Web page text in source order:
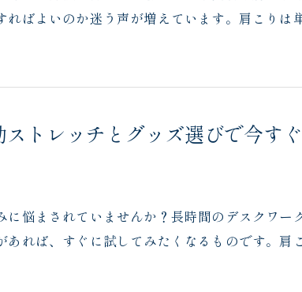
ればよいのか迷う声が増えています。肩こりは
トレッチとグッズ選びで今す
に悩まされていませんか？長時間のデスクワー
あれば、すぐに試してみたくなるものです。肩